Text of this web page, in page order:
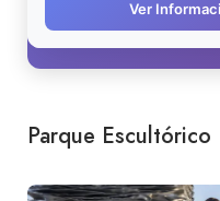
Parque Escultórico